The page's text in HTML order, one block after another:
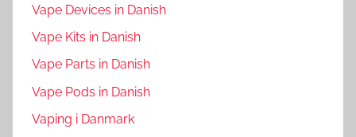
Vape Devices in Danish
Vape Kits in Danish
Vape Parts in Danish
Vape Pods in Danish
Vaping i Danmark